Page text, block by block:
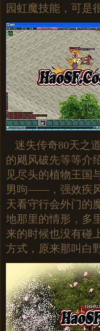
园虹魔技能，可是
迷失传奇80天之
的飓风破先等等介
见尽头的植物王国
男呴——，强效疾
天看守行会外门的
地那里的情形，多
来的时候也没有碰
方式，原来那叫白